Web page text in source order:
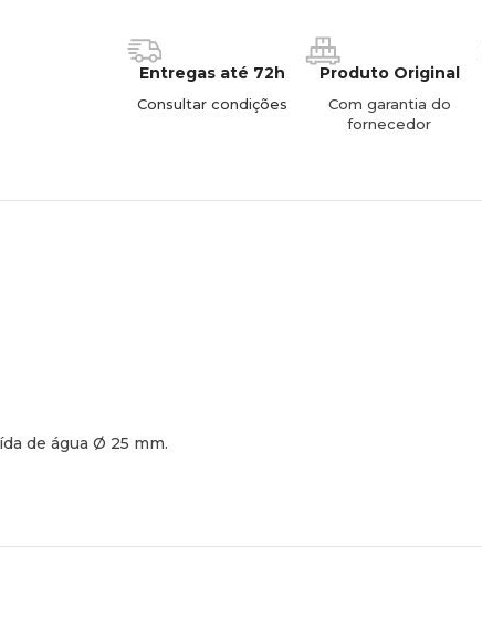
Entregas até 72h
Consultar condições
Produto Original
Com garantia do
fornecedor
de água Ø 25 mm.